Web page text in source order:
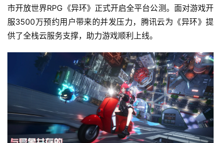
市开放世界RPG《异环》正式开启全平台公测。面对游戏开
服3500万预约用户带来的并发压力，腾讯云为《异环》提
供了全栈云服务支撑，助力游戏顺利上线。